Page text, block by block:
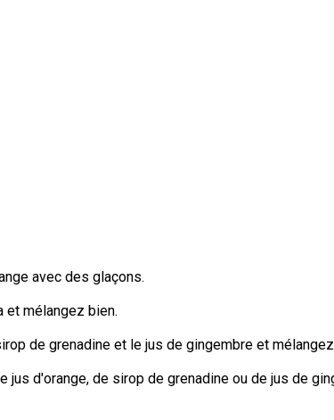
avec des glaçons.
et mélangez bien.
de grenadine et le jus de gingembre et
jus d'orange, de sirop de grenadine ou de jus de